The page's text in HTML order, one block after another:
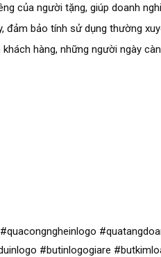
của người tặng, giúp doanh
bảo tính sử dụng thường
hàng, những người ngày
#butinlogogiare